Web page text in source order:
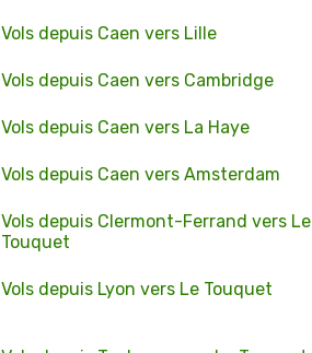
Vols depuis Caen vers Lille
Vols depuis Caen vers Cambridge
Vols depuis Caen vers La Haye
Vols depuis Caen vers Amsterdam
Vols depuis Clermont-Ferrand vers Le
Touquet
Vols depuis Lyon vers Le Touquet